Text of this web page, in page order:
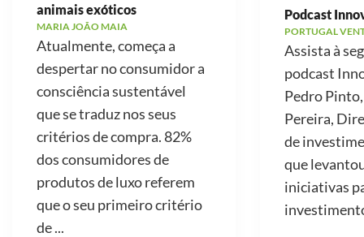
animais exóticos
MARIA JOÃO MAIA
Atualmente, começa a
despertar no consumidor a
consciência sustentável
que se traduz nos seus
critérios de compra. 82%
dos consumidores de
produtos de luxo referem
que o seu primeiro critério
de ...
Podcast
PORTUGAL
Assista à
podcast
Pedro
Pereira,
de
que
iniciativas